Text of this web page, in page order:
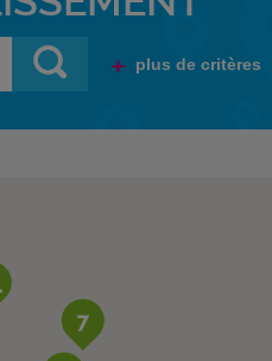
plus de critères